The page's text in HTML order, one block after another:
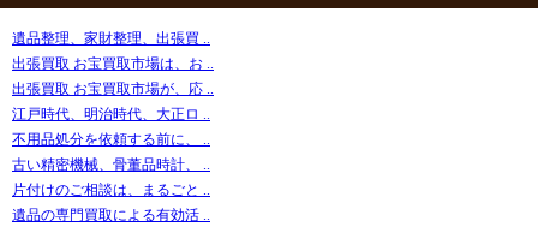
遺品整理、家財整理、出張買 ..
出張買取 お宝買取市場は、お ..
出張買取 お宝買取市場が、応 ..
江戸時代、明治時代、大正ロ ..
不用品処分を依頼する前に、 ..
古い精密機械、骨董品時計、 ..
片付けのご相談は、まるごと ..
遺品の専門買取による有効活 ..